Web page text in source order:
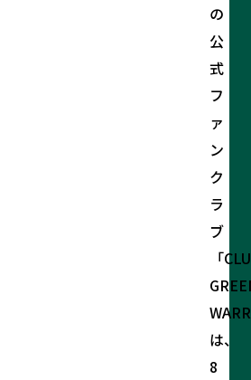
の
公
式
フ
ァ
ン
ク
ラ
ブ
「
は、
8